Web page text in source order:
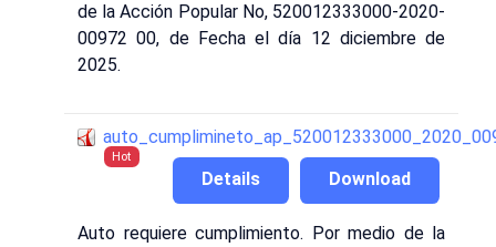
de la Acción Popular No, 520012333000-2020-
00972 00, de Fecha el día 12 diciembre de
2025.
Hot
Download
Details
Auto requiere cumplimiento. Por medio de la